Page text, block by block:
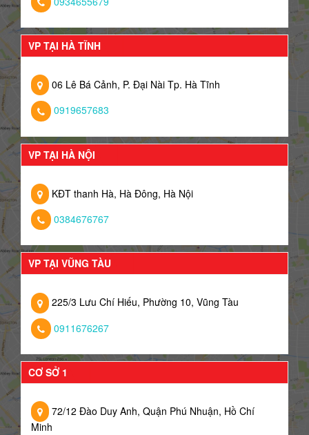
VP TẠI HÀ TĨNH
06 Lê Bá Cảnh, P. Đại Nài Tp. Hà Tĩnh
0919657683
VP TẠI HÀ NỘI
KĐT thanh Hà, Hà Đông, Hà Nội
0384676767
VP TẠI VŨNG TÀU
225/3 Lưu Chí Hiếu, Phường 10, Vũng Tàu
0911676267
CƠ SỞ 1
72/12 Đào Duy Anh, Quận Phú Nhuận, Hồ Chí
Minh